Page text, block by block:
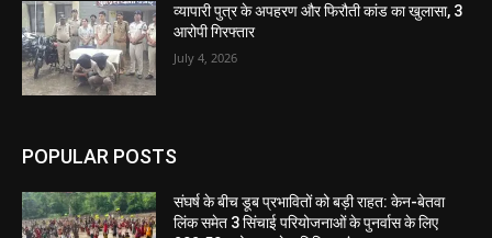
व्यापारी पुत्र के अपहरण और फिरौती कांड का खुलासा, 3
आरोपी गिरफ्तार
July 4, 2026
POPULAR POSTS
संघर्ष के बीच डूब प्रभावितों को बड़ी राहत: केन-बेतवा
लिंक समेत 3 सिंचाई परियोजनाओं के पुनर्वास के लिए